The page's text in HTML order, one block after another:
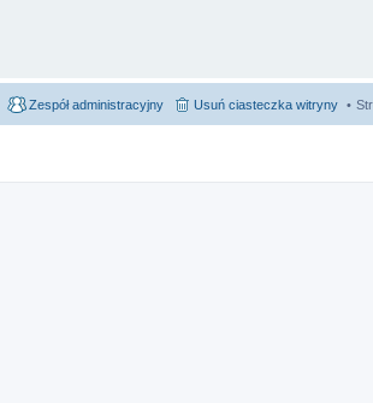
Usuń ciasteczka witryny
Zespół administracyjny